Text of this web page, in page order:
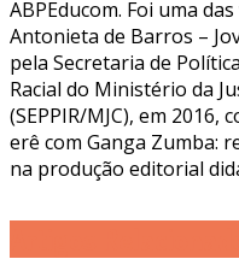
ABPEducom. Foi uma
Antonieta de Barros –
pela Secretaria de
Racial do Ministério da
(SEPPIR/MJC), em
erê com Ganga Zumba:
na produção editorial